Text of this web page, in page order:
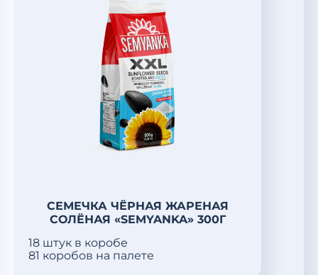
СЕМЕЧКА ЧЁРНАЯ ЖАРЕНАЯ
СОЛЁНАЯ «SEMYANKA» 300Г
18 штук в коробе
81 коробов на палете